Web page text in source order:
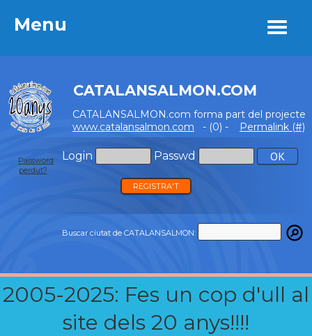
Menu
CATALANSALMON.COM
CATALANSALMON.com forma part del projecte
www.catalansalmon.com - (0) - Permalink (#)
Login Passwd
Password
perdut?
REGISTRA'T
Buscar ciutat de CATALANSALMON:
2005-2025: Fes un cop d'ull al
site dels 20 anys!!!!
Menu